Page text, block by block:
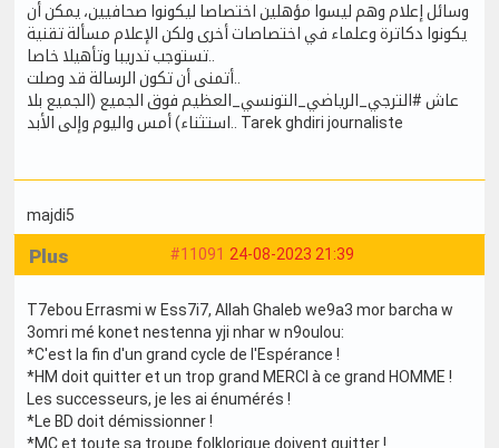
وسائل إعلام وهم ليسوا مؤهلين اختصاصا ليكونوا صحافيين، يمكن أن
يكونوا دكاترة وعلماء في اختصاصات أخرى ولكن الإعلام مسألة تقنية
عاش #الترجي_الرياضي_التونسي_العظيم فوق الجميع (الجميع بلا
استثناء) أمس واليوم وإلى الأبد.. Tarek ghdiri journaliste
majdi5
#11091 24-08-2023 21:39
Plus
T7ebou Errasmi w Ess7i7, Allah Ghaleb we9a3 mor barcha w
3omri mé konet nestenna yji nhar w n9oulou:
*C'est la fin d'un grand cycle de l'Espérance !
*HM doit quitter et un trop grand MERCI à ce grand HOMME !
Les successeurs, je les ai énumérés !
*Le BD doit démissionner !
*MC et toute sa troupe folklorique doivent quitter !